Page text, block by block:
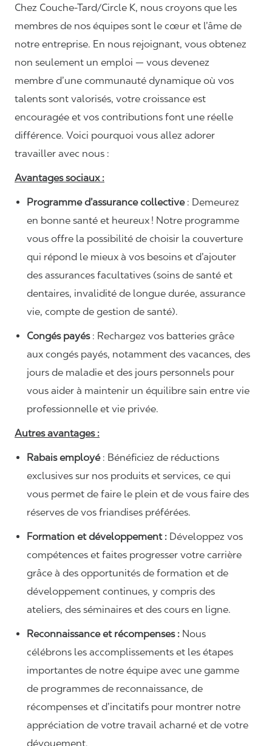
Chez Couche-Tard/Circle K, nous croyons que les
membres de nos équipes sont le cœur et l’âme de
notre entreprise. En nous rejoignant, vous obtenez
non seulement un emploi — vous devenez
membre d’une communauté dynamique où vos
talents sont valorisés, votre croissance est
encouragée et vos contributions font une réelle
différence. Voici pourquoi vous allez adorer
travailler avec nous :
Avantages sociaux :
Programme d’assurance collective : Demeurez
en bonne santé et heureux ! Notre programme
vous offre la possibilité de choisir la couverture
qui répond le mieux à vos besoins et d’ajouter
des assurances facultatives (soins de santé et
dentaires, invalidité de longue durée, assurance
vie, compte de gestion de santé).
Congés payés: Rechargez vos batteries grâce
aux congés payés, notamment des vacances, des
jours de maladie et des jours personnels pour
vous aider à maintenir un équilibre sain entre vie
professionnelle et vie privée.
Autres avantages :
Rabais employé : Bénéficiez de réductions
exclusives sur nos produits et services, ce qui
vous permet de faire le plein et de vous faire des
réserves de vos friandises préférées.
Formation et développement : Développez vos
compétences et faites progresser votre carrière
grâce à des opportunités de formation et de
développement continues, y compris des
ateliers, des séminaires et des cours en ligne.
Reconnaissance et récompenses : Nous
célébrons les accomplissements et les étapes
importantes de notre équipe avec une gamme
de programmes de reconnaissance, de
récompenses et d’incitatifs pour montrer notre
appréciation de votre travail acharné et de votre
dévouement.